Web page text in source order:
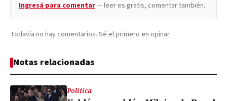
Ingresá para comentar— leer es gratis, comentar también.
Todavía no hay comentarios. Sé el primero en opinar.
Notas relacionadas
Politica